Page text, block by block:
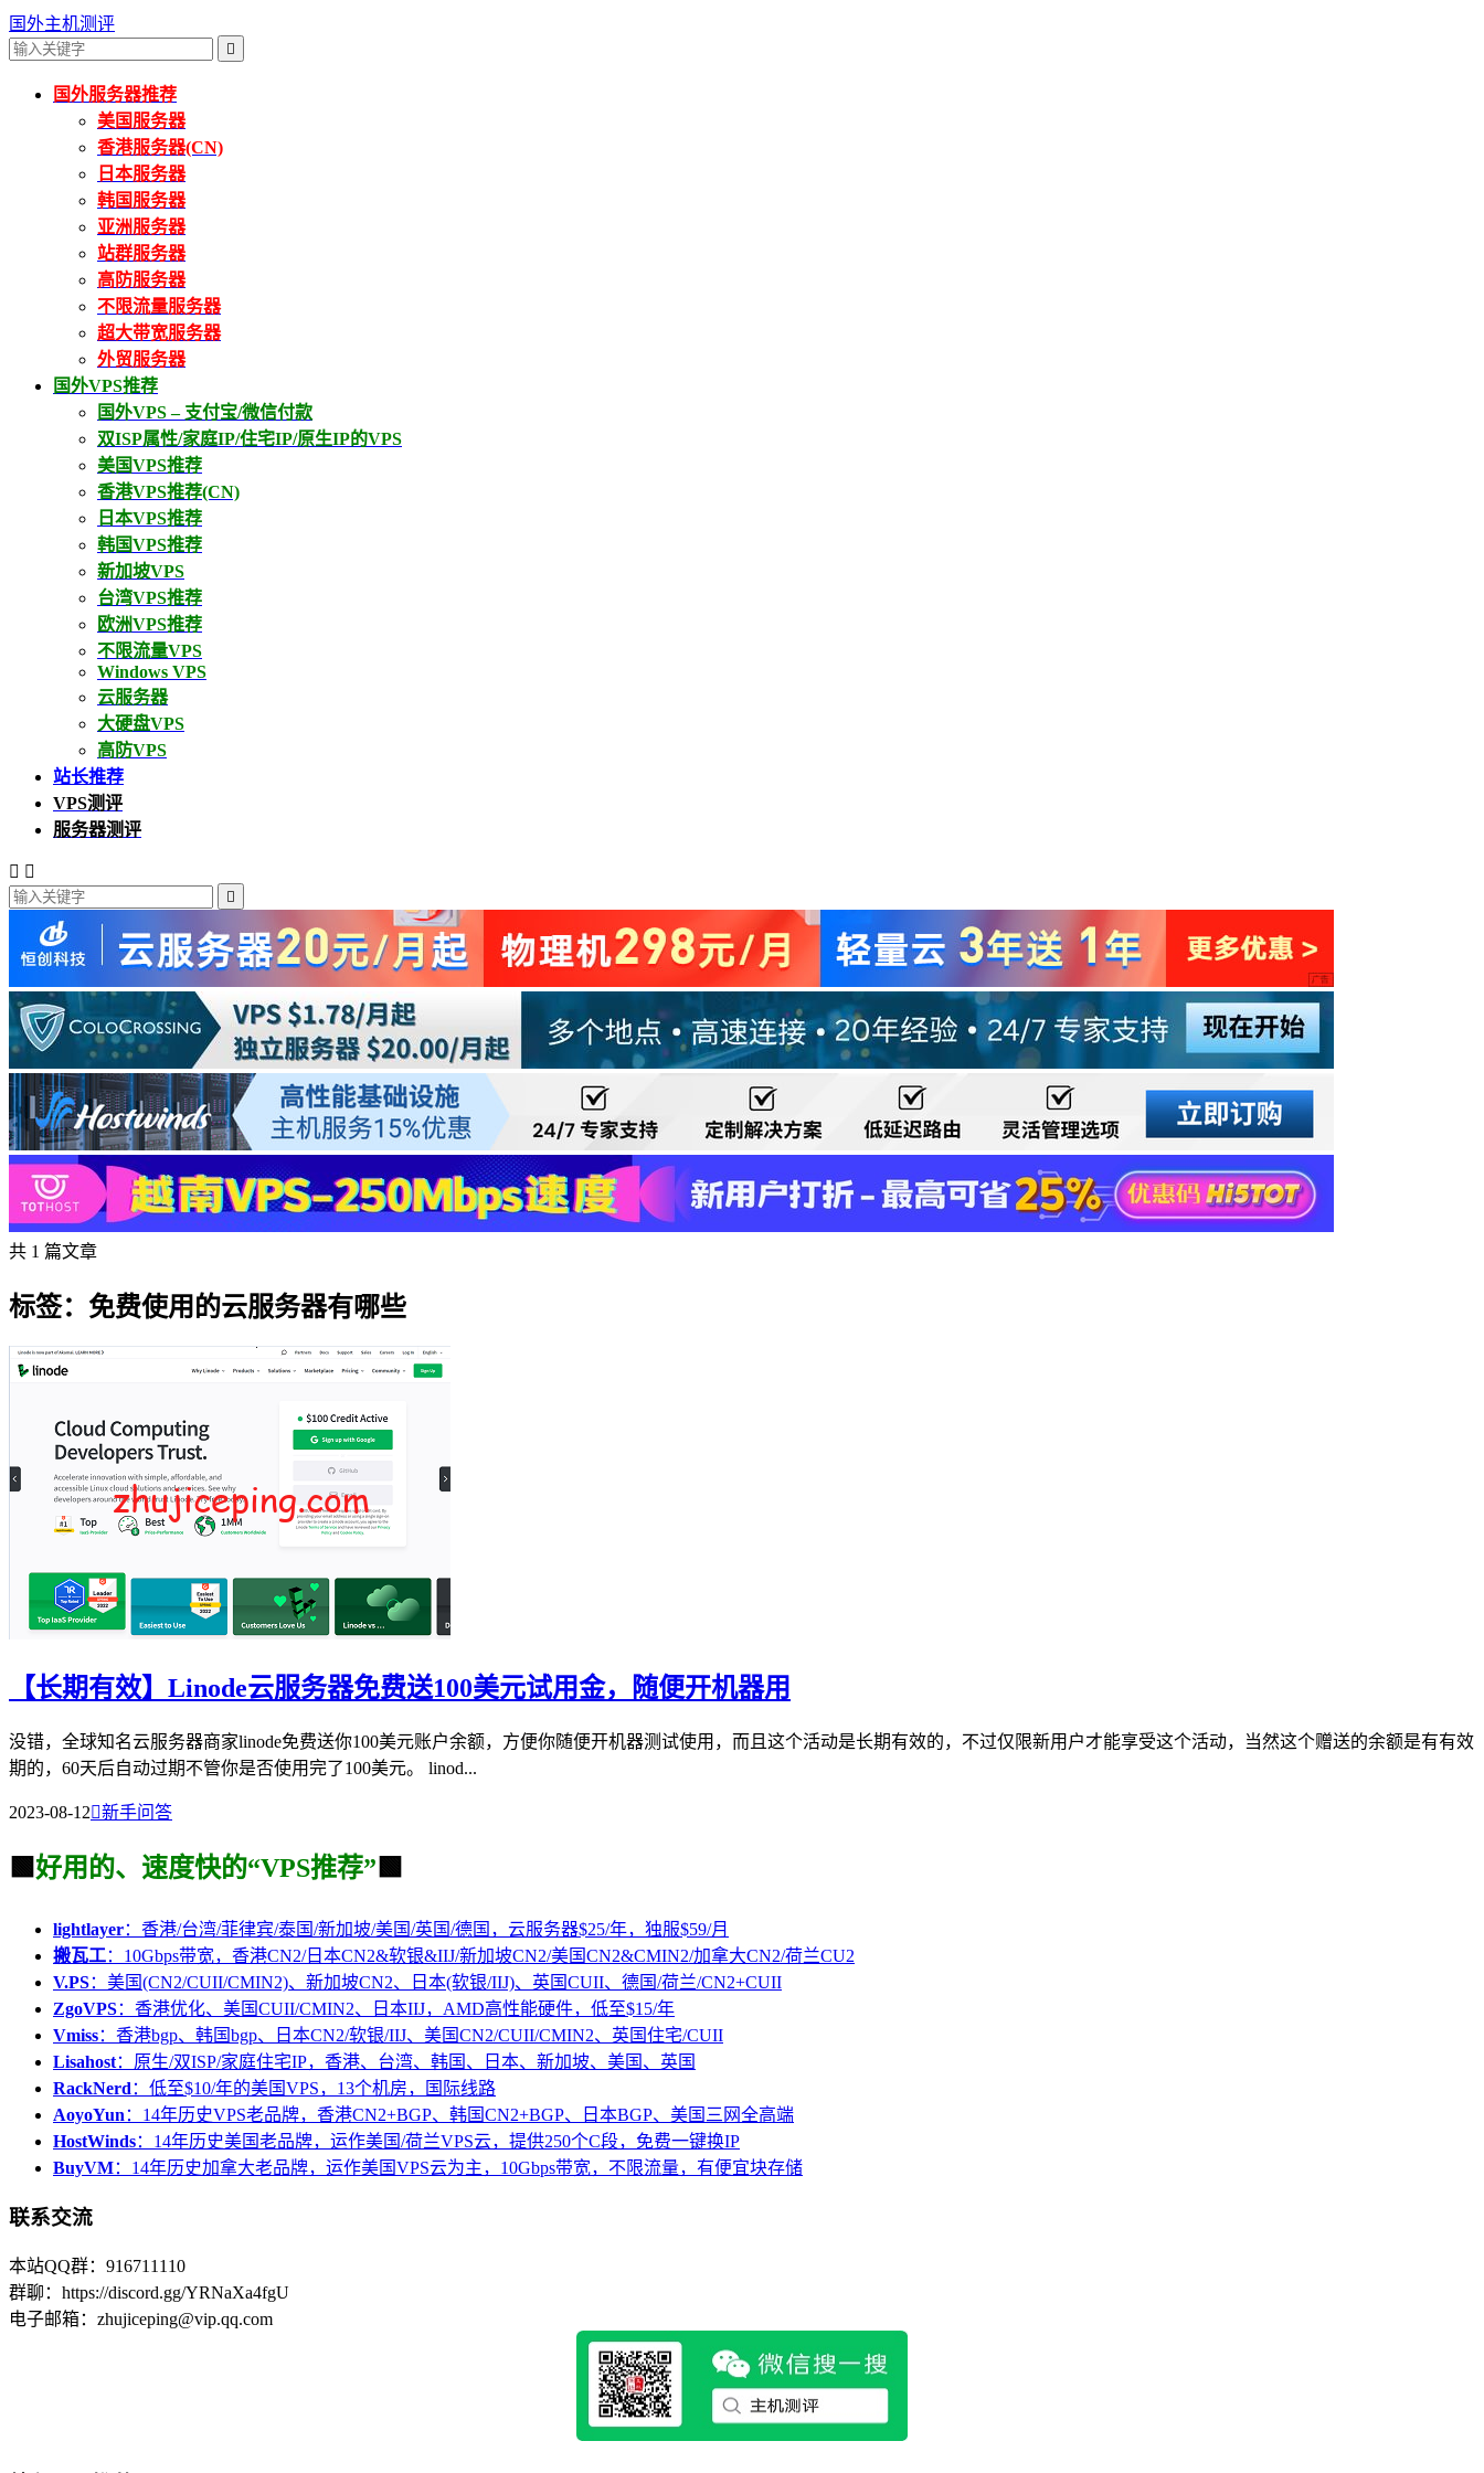
国外主机测评

国外服务器推荐
美国服务器
香港服务器(CN)
日本服务器
韩国服务器
亚洲服务器
站群服务器
高防服务器
不限流量服务器
超大带宽服务器
外贸服务器
国外VPS推荐
国外VPS – 支付宝/微信付款
双ISP属性/家庭IP/住宅IP/原生IP的VPS
美国VPS推荐
香港VPS推荐(CN)
日本VPS推荐
韩国VPS推荐
新加坡VPS
台湾VPS推荐
欧洲VPS推荐
不限流量VPS
Windows VPS
云服务器
大硬盘VPS
高防VPS
站长推荐
VPS测评
服务器测评
 

共 1 篇文章
标签：免费使用的云服务器有哪些
【长期有效】Linode云服务器免费送100美元试用金，随便开机器用
没错，全球知名云服务器商家linode免费送你100美元账户余额，方便你随便开机器测试使用，而且这个活动是长期有效的，不过仅限新用户才能享受这个活动，当然这个赠送的余额是有有效
期的，60天后自动过期不管你是否使用完了100美元。 linod...
2023-08-12新手问答
🟩 好用的、速度快的“VPS推荐” 🟩
lightlayer：香港/台湾/菲律宾/泰国/新加坡/美国/英国/德国，云服务器$25/年，独服$59/月
搬瓦工：10Gbps带宽，香港CN2/日本CN2&软银&IIJ/新加坡CN2/美国CN2&CMIN2/加拿大CN2/荷兰CU2
V.PS：美国(CN2/CUII/CMIN2)、新加坡CN2、日本(软银/IIJ)、英国CUII、德国/荷兰/CN2+CUII
ZgoVPS：香港优化、美国CUII/CMIN2、日本IIJ，AMD高性能硬件，低至$15/年
Vmiss：香港bgp、韩国bgp、日本CN2/软银/IIJ、美国CN2/CUII/CMIN2、英国住宅/CUII
Lisahost：原生/双ISP/家庭住宅IP，香港、台湾、韩国、日本、新加坡、美国、英国
RackNerd：低至$10/年的美国VPS，13个机房，国际线路
AoyoYun：14年历史VPS老品牌，香港CN2+BGP、韩国CN2+BGP、日本BGP、美国三网全高端
HostWinds：14年历史美国老品牌，运作美国/荷兰VPS云，提供250个C段，免费一键换IP
BuyVM：14年历史加拿大老品牌，运作美国VPS云为主，10Gbps带宽，不限流量，有便宜块存储
联系交流
本站QQ群：916711110
群聊：https://discord.gg/YRNaXa4fgU
电子邮箱：zhujiceping@vip.qq.com